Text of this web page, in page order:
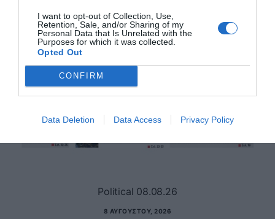
I want to opt-out of Collection, Use,
Retention, Sale, and/or Sharing of my
Personal Data that Is Unrelated with the
Purposes for which it was collected.
Opted Out
CONFIRM
Data Deletion Data Access Privacy Policy
Political 08.08.26
8 ΑΥΓΟΎΣΤΟΥ, 2026
ΉΝΥΜΑ ΑΥΤΌ ΚΑΤΆ ΛΆΘΟΣ, ΠΑΡΑΚΑΛΟΎΜΕ ΔΕΧΘΕΊΤΕ ΤΙΣ ΑΠΟΛ
ΟΓΊΕΣ ΜΑΣ ΓΙΑ ΤΗΝ ΕΝΌΧΛΗΣΗ.